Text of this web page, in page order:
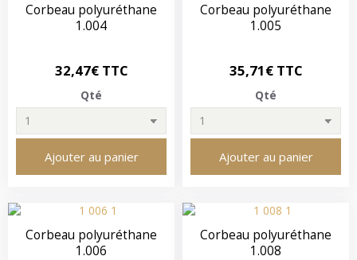
Corbeau polyuréthane
1.004
32,47€ TTC
Qté
Ajouter au panier
Corbeau polyuréthane
1.005
35,71€ TTC
Qté
Ajouter au panier
Corbeau polyuréthane
1.006
Corbeau polyuréthane
1.008